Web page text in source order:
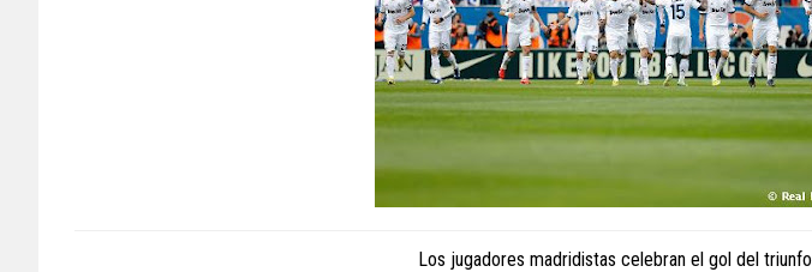
Los jugadores madridistas celebran el gol del triunfo